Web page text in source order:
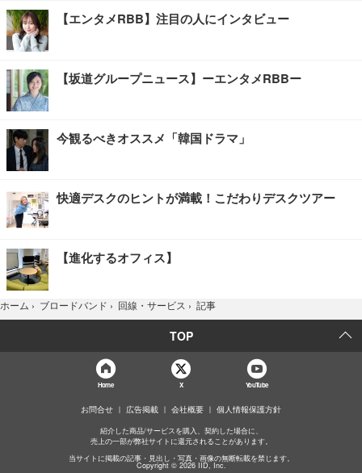
【エンタメRBB】注目の人にインタビュー
【坂道グループニュース】ーエンタメRBBー
今観るべきオススメ「韓国ドラマ」
快適デスクのヒントが満載！こだわりデスクツアー
【進化するオフィス】
ホーム › ブロードバンド › 回線・サービス › 記事
TOP
Home X YouTube
お問合せ 広告掲載 会社概要 個人情報保護方針
紹介した商品/サービスを購入、契約した場合に、
売上の一部が弊社サイトに還元されることがあります。
当サイトに掲載の記事・見出し・写真・画像の無断転載を禁じます。
Copyright © 2026 IID, Inc.